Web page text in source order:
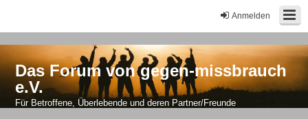
Anmelden
Das Forum von gegen-missbrauch
e.V.
Für Betroffene, Überlebende und deren Partner/Freunde